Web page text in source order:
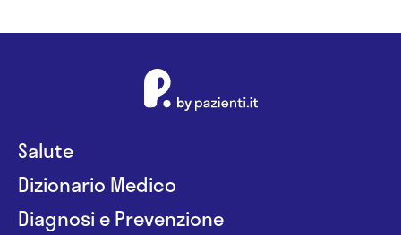
Salute
Dizionario Medico
Diagnosi e Prevenzione